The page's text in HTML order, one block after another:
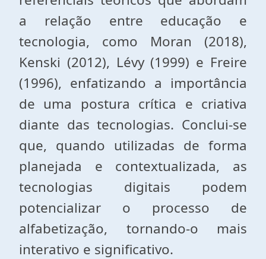
a relação entre educação e
tecnologia, como Moran (2018),
Kenski (2012), Lévy (1999) e Freire
(1996), enfatizando a importância
de uma postura crítica e criativa
diante das tecnologias. Conclui-se
que, quando utilizadas de forma
planejada e contextualizada, as
tecnologias digitais podem
potencializar o processo de
alfabetização, tornando-o mais
interativo e significativo.